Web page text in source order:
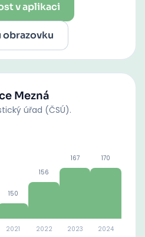
v aplikaci
obrazovku
Mezná
úřad (ČSÚ).
150
2021
156
2022
167
2023
170
2024